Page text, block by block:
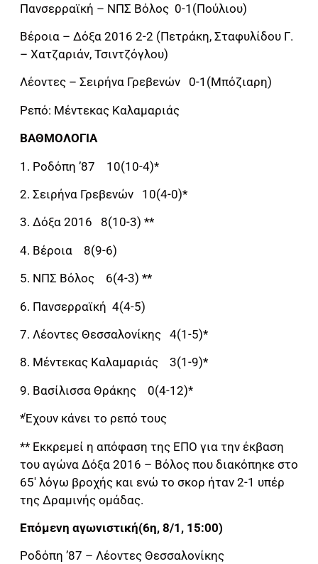
Πανσερραϊκή – ΝΠΣ Βόλος 0-1(Πούλιου)
Βέροια – Δόξα 2016 2-2 (Πετράκη, Σταφυλίδου Γ.
– Χατζαριάν, Τσιντζόγλου)
Λέοντες – Σειρήνα Γρεβενών 0-1(Μπόζιαρη)
Ρεπό: Μέντεκας Καλαμαριάς
ΒΑΘΜΟΛΟΓΙΑ
1. Ροδόπη ’87 10(10-4)*
2. Σειρήνα Γρεβενών 10(4-0)*
3. Δόξα 2016 8(10-3) **
4. Βέροια 8(9-6)
5. ΝΠΣ Βόλος 6(4-3) **
6. Πανσερραϊκή 4(4-5)
7. Λέοντες Θεσσαλονίκης 4(1-5)*
8. Μέντεκας Καλαμαριάς 3(1-9)*
9. Βασίλισσα Θράκης 0(4-12)*
*Έχουν κάνει το ρεπό τους
** Εκκρεμεί η απόφαση της ΕΠΟ για την έκβαση
του αγώνα Δόξα 2016 – Βόλος που διακόπηκε στο
65′ λόγω βροχής και ενώ το σκορ ήταν 2-1 υπέρ
της Δραμινής ομάδας.
Επόμενη αγωνιστική(6η, 8/1, 15:00)
Ροδόπη ’87 – Λέοντες Θεσσαλονίκης